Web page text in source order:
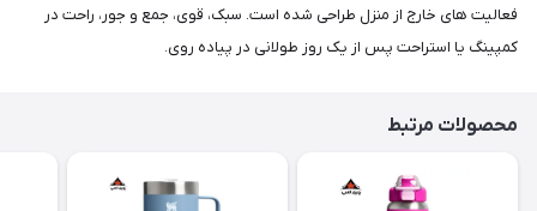
فعالیت های خارج از منزل طراحی شده است. سبک، قوی، جمع و جور، راحت در
کمپینگ یا استراحت پس از یک روز طولانی در پیاده روی.
محصولات مرتبط